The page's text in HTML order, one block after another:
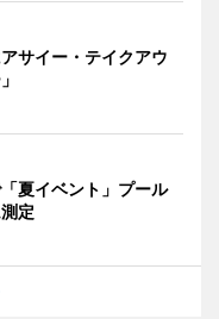
サイー・テイクアウ
夏イベント」プール
定